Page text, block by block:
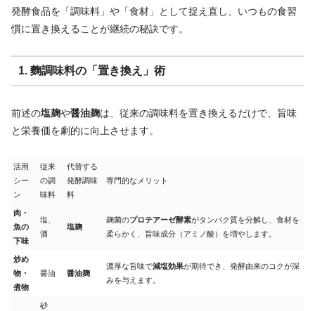
発酵食品を「調味料」や「食材」として捉え直し、いつもの食習
慣に置き換えることが継続の秘訣です。
1. 麴調味料の「置き換え」術
前述の塩麹や醤油麹は、従来の調味料を置き換えるだけで、旨味
と栄養価を劇的に向上させます。
活用
シー
ン
従来
の調
味料
代替する
発酵調味
料
専門的なメリット
肉・
魚の
下味
塩、
酒
塩麹
麹菌のプロテアーゼ酵素がタンパク質を分解し、食材を
柔らかく、旨味成分（アミノ酸）を増やします。
炒め
物・
煮物
醤油 醤油麹
濃厚な旨味で減塩効果が期待でき、発酵由来のコクが深
みを与えます。
砂